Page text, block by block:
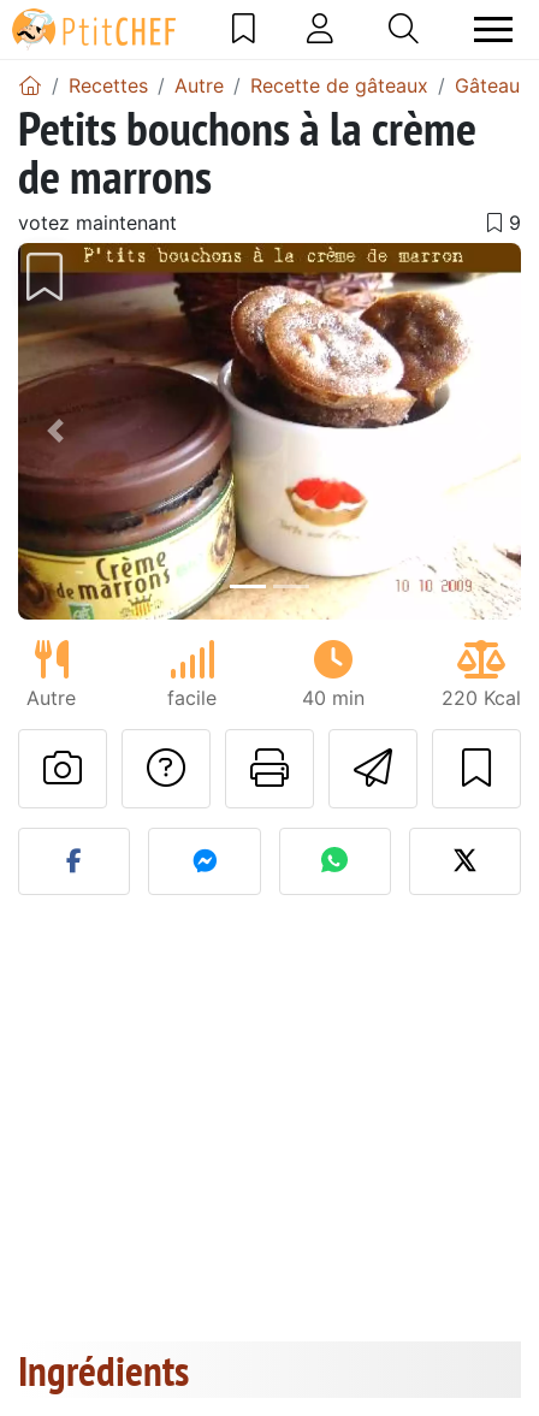
Recettes Autre Recette de gâteaux Gâteau
Petits bouchons à la crème
de marrons
votez maintenant
Précédent
Autre facile 40 min 220 Kcal
Imprimer
Poser une
Publier votre photo de
Ingrédients